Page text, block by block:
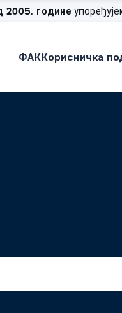
2005. године
ФАККорисничка